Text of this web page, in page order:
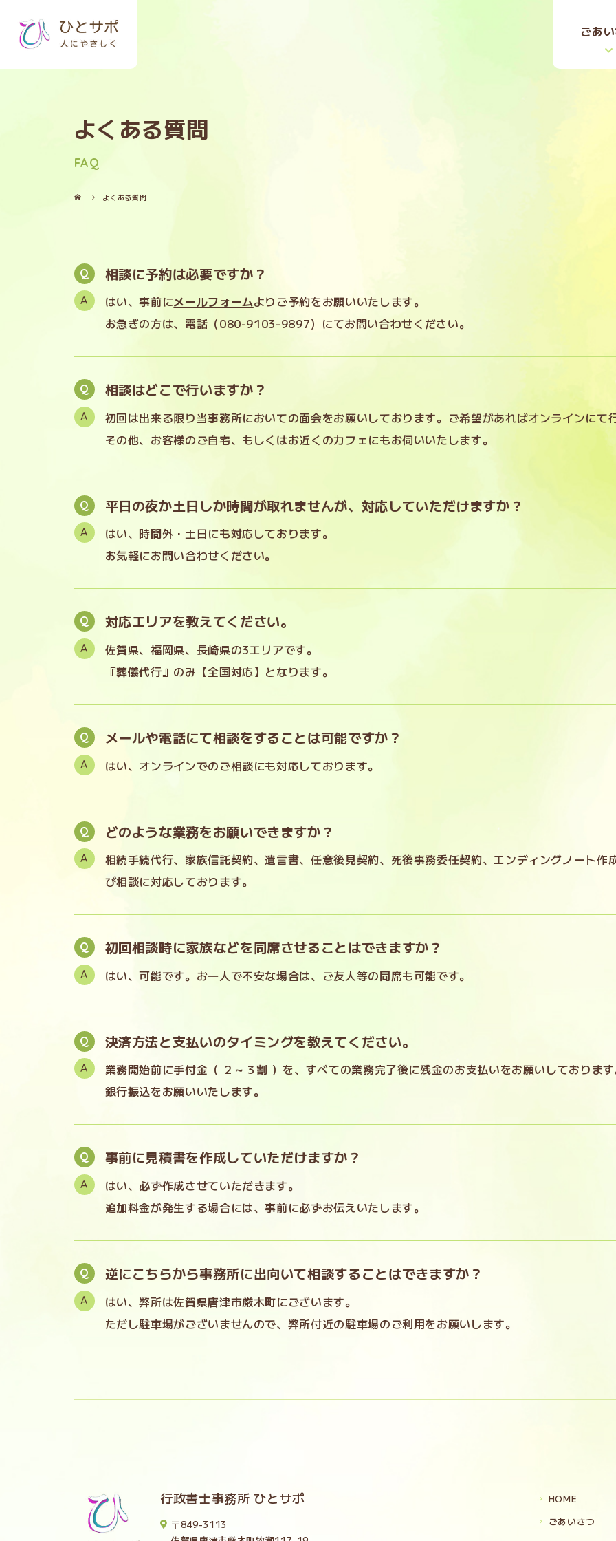
ごあ
よくある質問
FAQ
よくある質問
相談に予約は必要ですか？
はい、事前にメールフォームよりご予約をお願いいたします。
お急ぎの方は、電話（080-9103-9897）にてお問い合わせください。
相談はどこで行いますか？
初回は出来る限り当事務所においての面会をお願いしております。ご希望があればオンラインにて
その他、お客様のご自宅、もしくはお近くのカフェにもお伺いいたします。
平日の夜か土日しか時間が取れませんが、対応していただけますか？
はい、時間外・土日にも対応しております。
お気軽にお問い合わせください。
対応エリアを教えてください。
佐賀県、福岡県、長崎県の3エリアです。
『葬儀代行』のみ【全国対応】となります。
メールや電話にて相談をすることは可能ですか？
はい、オンラインでのご相談にも対応しております。
どのような業務をお願いできますか？
相続手続代行、家族信託契約、遺言書、任意後見契約、死後事務委任契約、エンディングノート
び相談に対応しております。
初回相談時に家族などを同席させることはできますか？
はい、可能です。お一人で不安な場合は、ご友人等の同席も可能です。
決済方法と支払いのタイミングを教えてください。
業務開始前に手付金（ ２～３割 ）を、すべての業務完了後に残金のお支払いをお願いしておりま
銀行振込をお願いいたします。
事前に見積書を作成していただけますか？
はい、必ず作成させていただきます。
追加料金が発生する場合には、事前に必ずお伝えいたします。
逆にこちらから事務所に出向いて相談することはできますか？
はい、弊所は佐賀県唐津市厳木町にございます。
ただし駐車場がございませんので、弊所付近の駐車場のご利用をお願いします。
行政書士事務所 ひとサポ
〒849-3113
HOME
ごあいさつ